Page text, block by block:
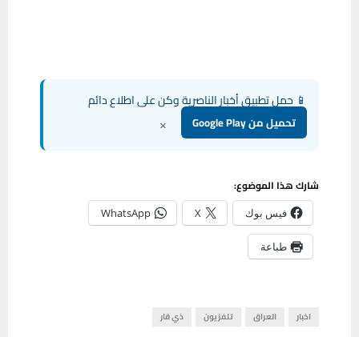
📱 حمل تطبيق أخبار الناصرية وكن على اطلاع دائم
تحميل من Google Play ×
شارك هذا الموضوع:
فيس بوك X
WhatsApp
طباعة
اخبار العراق تلفزيون ذي قار